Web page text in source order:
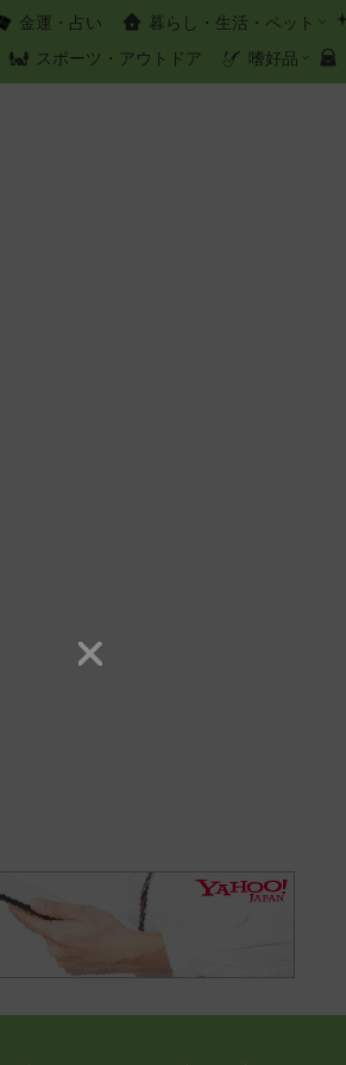
金運・占い 暮らし・生活・ペット
スポーツ・アウトドア 嗜好品